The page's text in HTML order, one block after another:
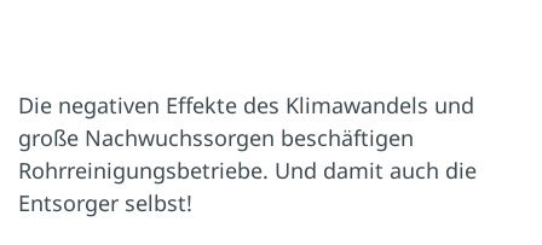
Die negativen Effekte des Klima­wandels und
große Nachwuchs­sorgen beschäftigen
Rohrreinigungs­betriebe. Und damit auch die
Entsorger selbst!